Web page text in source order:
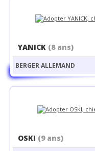
YANICK (8 ans)
BERGER ALLEMAND
OSKI (9 ans)